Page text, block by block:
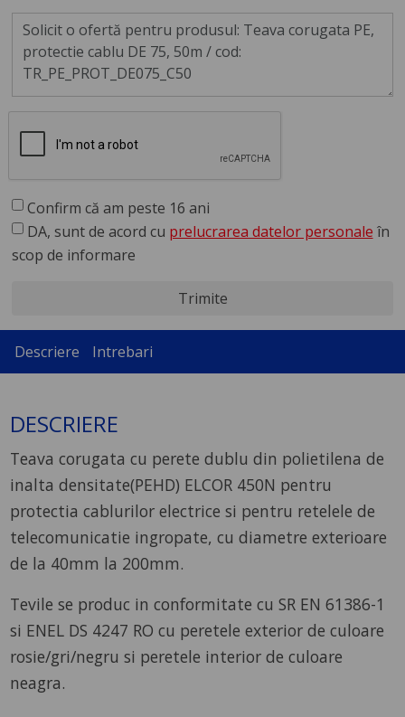
Confirm că am peste 16 ani
DA, sunt de acord cu prelucrarea datelor personale în
scop de informare
Trimite
Descriere Intrebari
DESCRIERE
Teava corugata cu perete dublu din polietilena de
inalta densitate(PEHD) ELCOR 450N pentru
protectia cablurilor electrice si pentru retelele de
telecomunicatie ingropate, cu diametre exterioare
de la 40mm la 200mm.
Tevile se produc in conformitate cu SR EN 61386-1
si ENEL DS 4247 RO cu peretele exterior de culoare
rosie/gri/negru si peretele interior de culoare
neagra.